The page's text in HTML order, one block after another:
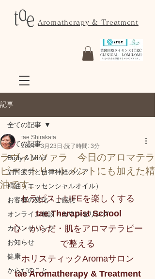
Aromatherapy & Treatment
記事
全ての記事
Body & Mind
副腎疲労と自律神経のケア
精油（エッセンシャルオイル）
お客様の変化・ご感想
オンライン相談・カウンセリング
カウンセリング
お知らせ
健康
からだのこと
全ての記事
ラヴィンツァラ 今日のアロマテラ
ピー・トリートメントにも加えた精
油です。
tae Shirakata
2024年3月23日 読了時間: 3分
セラピストLIFEを楽しくする
tae Therapist School
心・からだ・肌をアロマテラピー
で整える
ホリスティックAromaサロン
tae Aromatherapy & Treatment